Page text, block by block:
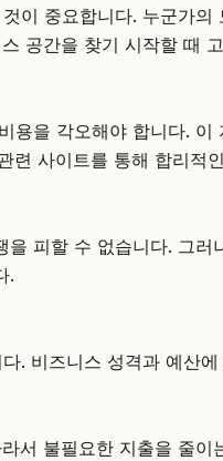
이 중요합니다. 누군가의
공간을 찾기 시작할 때
용을 각오해야 합니다. 이
련 사이트를 통해 합리적
피할 수 없습니다. 그러
.
. 비즈니스 성격과 예산
서 불필요한 지출을 줄이